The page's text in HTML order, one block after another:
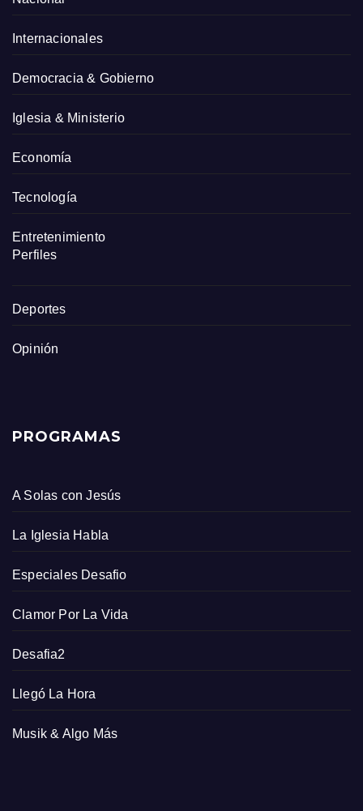
Internacionales
Democracia & Gobierno
Iglesia & Ministerio
Economía
Tecnología
Entretenimiento
Perfiles
Deportes
Opinión
PROGRAMAS
A Solas con Jesús
La Iglesia Habla
Especiales Desafio
Clamor Por La Vida
Desafia2
Llegó La Hora
Musik & Algo Más